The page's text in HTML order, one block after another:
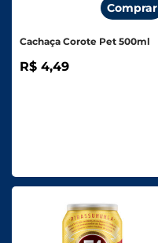
Comprar
Cachaça Corote Pet 500ml
R$ 4,49